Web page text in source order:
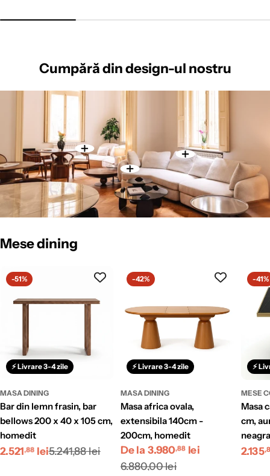
Cumpără din design-ul nostru
Mese dining
⚡ Livrare 3-4 zile
-51%
MASA DINING
bar din lemn frasin, bar
bellows 200 x 40 x 105 cm,
homedit
Preț
2.521 ,88 lei
Preț 5.241,88 lei
⚡ Livrare 3-4 zile
-42%
MASA DINING
masa africa ovala,
extensibila 140cm -
200cm, homedit
Preț
redus
De la 3.980,88 lei
Preț
obișnuit
6.880,00 lei
⚡
-41%
MESE
masa cafenea stilo, 70 x 75
cm,
Preț
2.135
Preț